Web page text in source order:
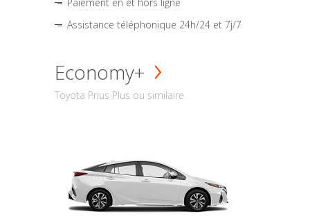
Assistance téléphonique 24h/24 et 7j/7
Economy+
Toyota Prius Plus ou similaire